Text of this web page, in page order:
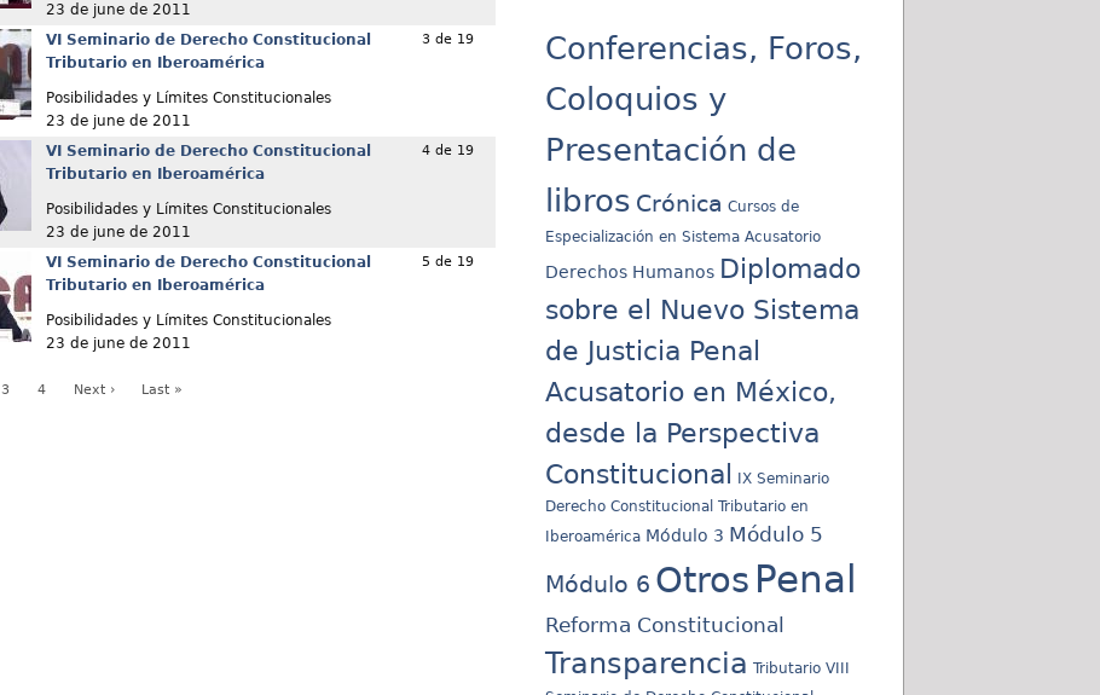
23 de june de 2011
VI Seminario de Derecho Constitucional
Tributario en Iberoamérica
Posibilidades y Límites Constitucionales
23 de june de 2011
3 de 19
VI Seminario de Derecho Constitucional
Tributario en Iberoamérica
Posibilidades y Límites Constitucionales
23 de june de 2011
4 de 19
VI Seminario de Derecho Constitucional
Tributario en Iberoamérica
Posibilidades y Límites Constitucionales
23 de june de 2011
5 de 19
3 4 Next › Last »
Conferencias, Foros,
Coloquios y
Presentación de
libros Crónica Cursos de
Especialización en Sistema Acusatorio
Derechos Humanos Diplomado
sobre el Nuevo Sistema
de Justicia Penal
Acusatorio en México,
desde la Perspectiva
Constitucional
IX Seminario
Derecho Constitucional Tributario en
Iberoamérica Módulo 3 Módulo 5
Módulo 6 Otros Penal
Reforma Constitucional
Transparencia Tributario VIII